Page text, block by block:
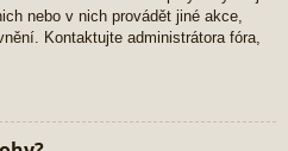
nebo v nich provádět jiné akce,
Kontaktujte administrátora fóra,